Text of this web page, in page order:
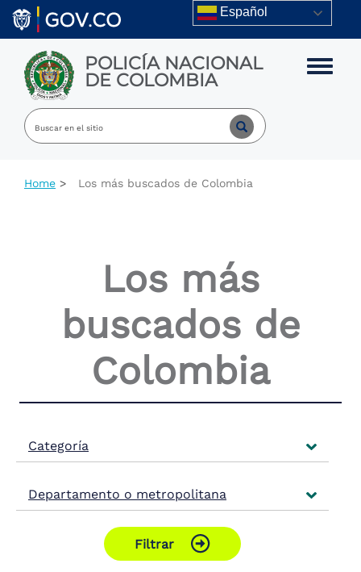
Skip to main content Español
POLICÍA NACIONAL
DE COLOMBIA Toggle
Home Los más buscados de Colombia
Los más
buscados de
Colombia
Categoría
Departamento o metropolitana
Filtrar